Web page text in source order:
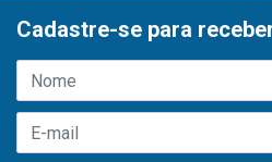
Cadastre-se para